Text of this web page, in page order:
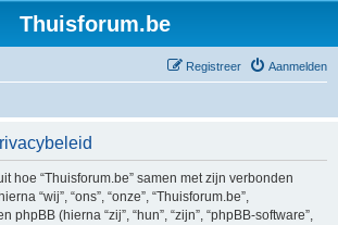
Thuisforum.be
Aanmelden
Registreer
hoe “Thuisforum.be” samen met zijn verbonden
“wij”, “ons”, “onze”, “Thuisforum.be”,
phpBB (hierna “zij”, “hun”, “zijn”, “phpBB-software”,